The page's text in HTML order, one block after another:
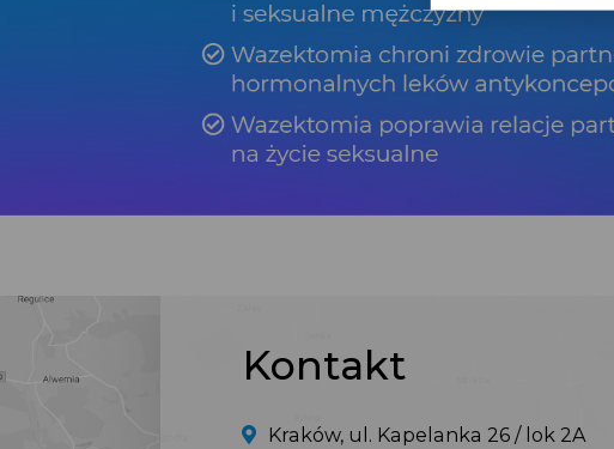
Kontakt
Kraków, ul. Kapelanka 26 / lok 2A